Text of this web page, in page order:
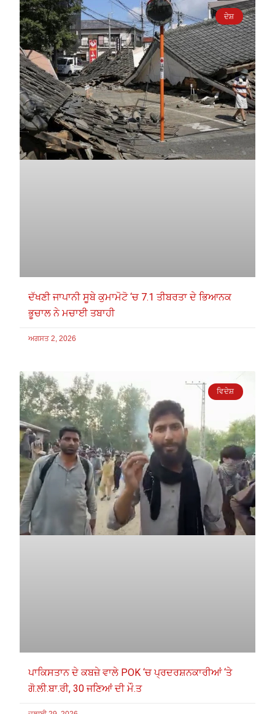
ਦੇਸ਼
ਦੱਖਣੀ ਜਾਪਾਨੀ ਸੂਬੇ ਕੁਮਾਮੋਟੋ ‘ਚ 7.1 ਤੀਬਰਤਾ ਦੇ ਭਿਆਨਕ
ਭੂਚਾਲ ਨੇ ਮਚਾਈ ਤਬਾਹੀ
ਅਗਸਤ 2, 2026
ਵਿਦੇਸ਼
ਪਾਕਿਸਤਾਨ ਦੇ ਕਬਜ਼ੇ ਵਾਲੇ POK ‘ਚ ਪ੍ਰਦਰਸ਼ਨਕਾਰੀਆਂ ‘ਤੇ
ਗੋ.ਲੀ.ਬਾ.ਰੀ, 30 ਜਣਿਆਂ ਦੀ ਮੌ.ਤ